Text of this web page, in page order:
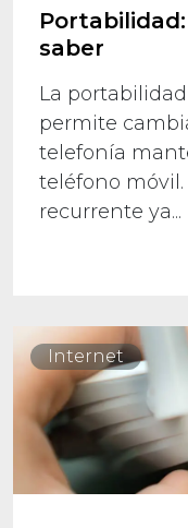
saber
La
permite
telefonía
teléfono
recurrente ya...
Internet